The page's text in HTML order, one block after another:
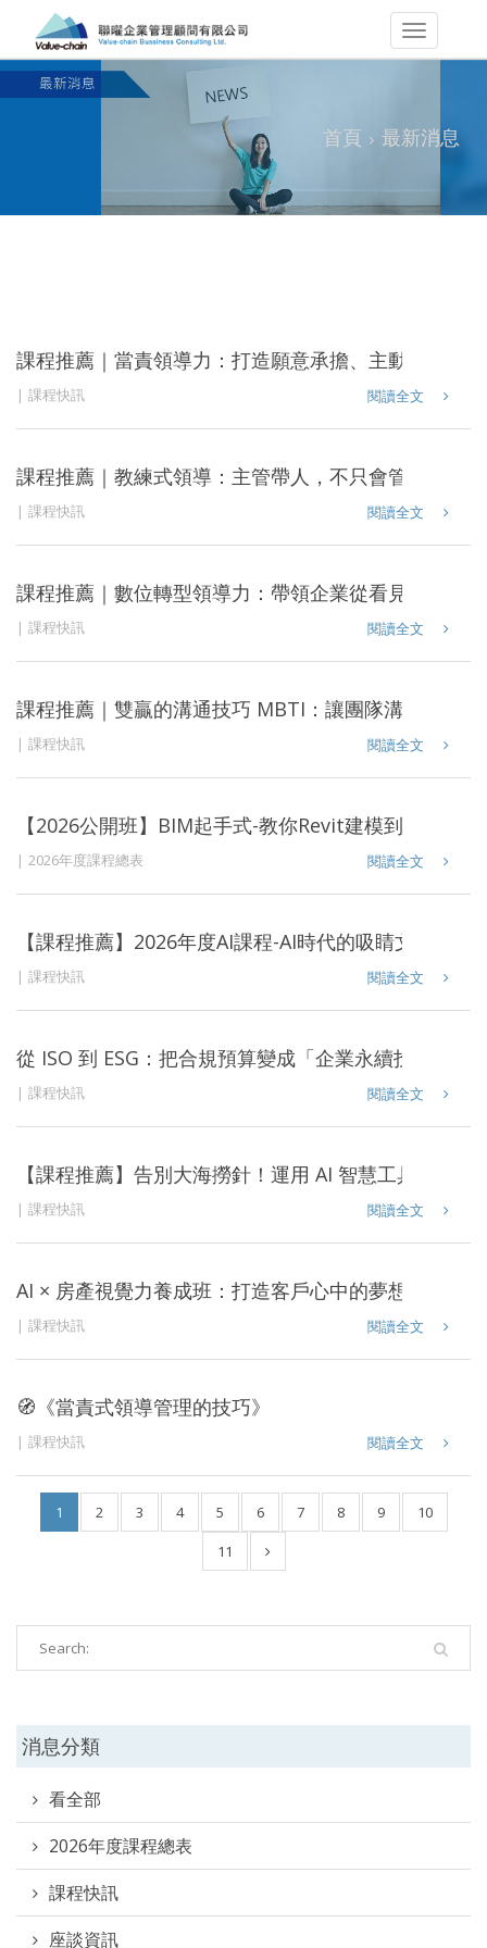
首頁 最新消息
課程推薦｜當責領導力：打造願意承擔、主動解決問
課程快訊 閱讀全文
課程推薦｜教練式領導：主管帶人，不只會管理，更
課程快訊 閱讀全文
課程推薦｜數位轉型領導力：帶領企業從看見趨勢，
課程快訊 閱讀全文
課程推薦｜雙贏的溝通技巧 MBTI：讓團隊溝通更精
課程快訊 閱讀全文
【2026公開班】BIM起手式-教你Revit建模到
2026年度課程總表 閱讀全文
【課程推薦】2026年度AI課程-AI時代的吸睛文案新思
課程快訊 閱讀全文
從 ISO 到 ESG：把合規預算變成「企業永續投資」
課程快訊 閱讀全文
【課程推薦】告別大海撈針！運用 AI 智慧工具，精準
課程快訊 閱讀全文
AI × 房產視覺力養成班：打造客戶心中的夢想居家
課程快訊 閱讀全文
🧭《當責式領導管理的技巧》
課程快訊 閱讀全文
1 2 3 4 5 6 7 8 9
10
11
消息分類
看全部
2026年度課程總表
課程快訊
座談資訊